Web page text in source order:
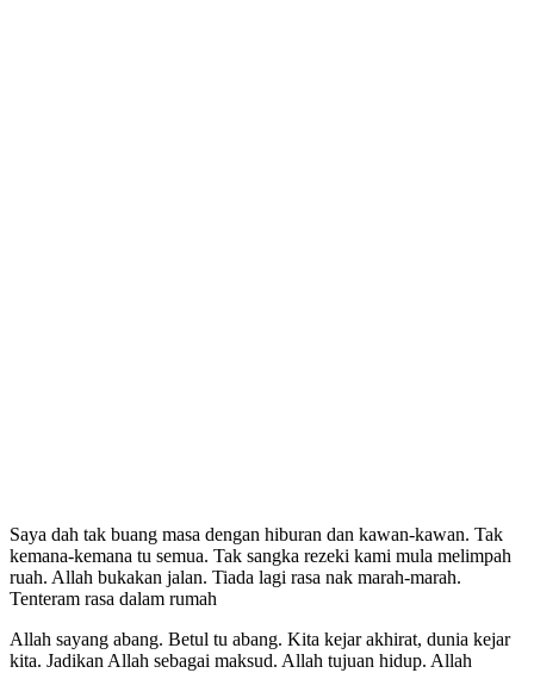
Saya dah tak buang masa dengan hiburan dan kawan-kawan. Tak
kemana-kemana tu semua. Tak sangka rezeki kami mula melimpah
ruah. Allah bukakan jalan. Tiada lagi rasa nak marah-marah.
Tenteram rasa dalam rumah
Allah sayang abang. Betul tu abang. Kita kejar akhirat, dunia kejar
kita. Jadikan Allah sebagai maksud. Allah tujuan hidup. Allah